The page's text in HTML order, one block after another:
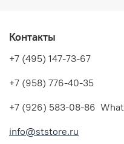
Контакты
+7 (495) 147-73-67
+7 (958) 776-40-35
+7 (926) 583-08-86
info@ststore.ru